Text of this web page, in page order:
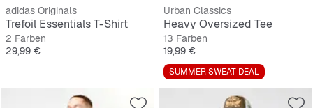
adidas Originals
Trefoil Essentials T-Shirt
2 Farben
Preis
29,99 €
Urban Classics
Heavy Oversized Tee
13 Farben
Preis
19,99 €
SUMMER SWEAT DEAL